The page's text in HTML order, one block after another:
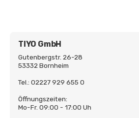
TIYO GmbH
Gutenbergstr. 26-28
53332 Bornheim
Tel.: 02227 929 655 0
Öffnungszeiten:
Mo-Fr. 09:00 - 17:00 Uh